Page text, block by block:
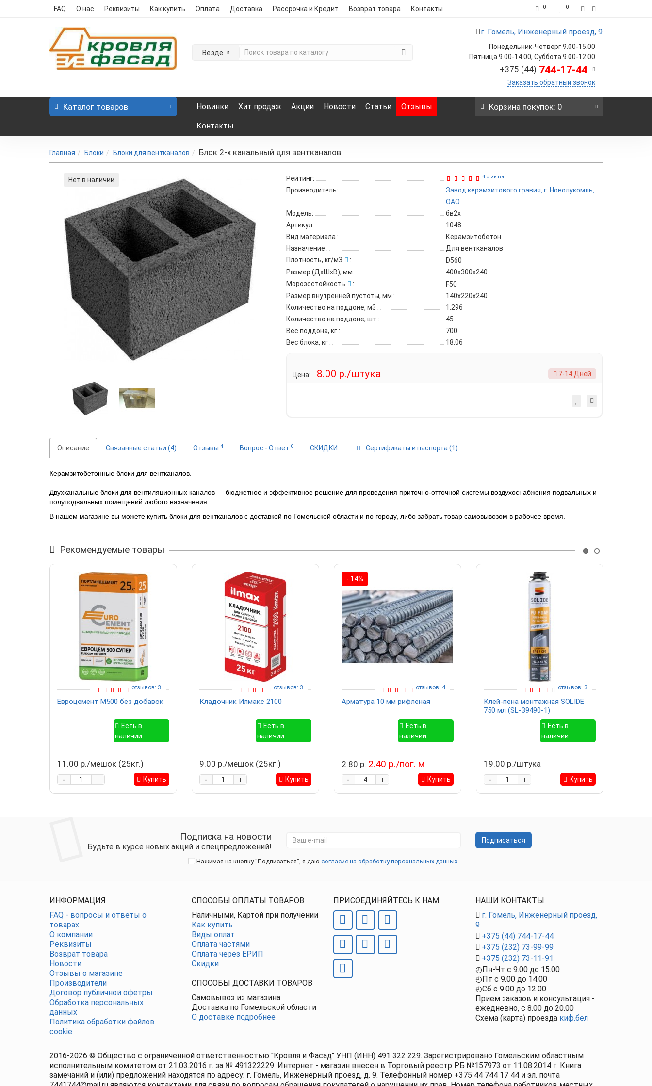
FAQ О нас Реквизиты Как купить Оплата Доставка Рассрочка и Кредит Возврат товара Контакты 0 0
Везде
г. Гомель, Инженерный проезд, 9
Понедельник-Четверг 9.00-15.00
Пятница 9.00-14.00, Суббота 9.00-12.00
+375 (44) 744-17-44
Заказать обратный звонок
Каталог товаров Новинки Хит продаж Акции Новости Статьи Отзывы
Контакты
Корзинапокупок: 0
Главная Блоки Блоки для вентканалов Блок 2-х канальный для вентканалов
Нет в наличии Рейтинг: 4 отзыва
Производитель:
Завод керамзитового гравия, г. Новолукомль,
ОАО
Модель:
бв2х
Артикул:
1048
Вид материала :
Керамзитобетон
Назначение :
Для вентканалов
Плотность, кг/м3
:
D560
Размер (ДхШхВ), мм :
400х300х240
Морозостойкость
:
F50
Размер внутренней пустоты, мм :
140х220х240
Количество на поддоне, м3 :
1.296
Количество на поддоне, шт :
45
Вес поддона, кг :
700
Вес блока, кг : 18.06
Цена: 8.00 р./штука 7-14 Дней
Описание Связанные статьи (4) Отзывы 4 Вопрос - Ответ 0 СКИДКИ Сертификаты и паспорта (1)
Керамзитобетонные блоки для вентканалов.
Двухканальные блоки для вентиляционных каналов — бюджетное и эффективное решение для проведения приточно-отточной системы воздухоснабжения подвальных и
полуподвальных помещений любого назначения.
В нашем магазине вы можете купить блоки для вентканалов с доставкой по Гомельской области и по городу, либо забрать товар самовывозом в рабочее время.
Рекомендуемые товары
Евроцемент М500 без добавок
отзывов: 3
Есть в
наличии
11.00 р./мешок (25кг.)
+
- Купить
Кладочник Илмакс 2100
отзывов: 3
Есть в
наличии
9.00 р./мешок (25кг.)
+
- Купить
- 14%
Арматура 10 мм рифленая
отзывов: 4
Есть в
наличии
2.80 р. 2.40 р./пог. м
+
- Купить
Клей-пена монтажная SOLIDE
750 мл (SL-39490-1)
отзывов: 3
Есть в
наличии
19.00 р./штука
+
- Купить
Подписка на новости
Будьте в курсе новых акций и спецпредложений!
Подписаться
Нажимая на кнопку "Подписаться", я даю согласие на обработку персональных данных.
ИНФОРМАЦИЯ
FAQ - вопросы и ответы о
товарах
О компании
Реквизиты
Возврат товара
Новости
Отзывы о магазине
Производители
Договор публичной офетры
Обработка персональных
данных
Политика обработки файлов
cookie
СПОСОБЫ ОПЛАТЫ ТОВАРОВ
Наличными, Картой при получении
Как купить
Виды оплат
Оплата частями
Оплата через ЕРИП
Скидки
СПОСОБЫ ДОСТАВКИ ТОВАРОВ
Самовывоз из магазина
Доставка по Гомельской области
О доставке подробнее
ПРИСОЕДИНЯЙТЕСЬ К НАМ:
НАШИ КОНТАКТЫ:
г. Гомель, Инженерный проезд,
9
+375 (44) 744-17-44
+375 (232) 73-99-99
+375 (232) 73-11-91
◴Пн-Чт c 9.00до 15.00
◴Пт c 9.00до 14.00
◴Сб с 9.00 до 12.00
Прием заказов и консультация -
ежедневно, с 8.00до 20.00
Схема (карта) проезда киф.бел
2016-2026 © Общество с ограниченной ответственностью "Кровля и Фасад" УНП (ИНН) 491 322 229. Зарегистрировано Гомельским областным
исполнительным комитетом от 21.03.2016 г. за № 491322229. Интернет - магазин внесен в Торговый реестр РБ №157973 от 11.08.2014 г. Книга
замечаний и (или) предложений находятся по адресу: г. Гомель, Инженерный проезд, д. 9. Телефонный номер +375 44 744 17 44 и эл. почта